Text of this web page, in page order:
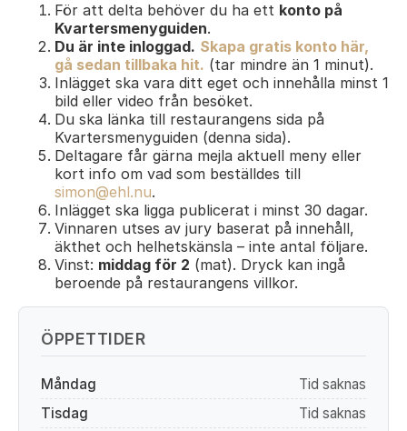
För att delta behöver du ha ett konto på
Kvartersmenyguiden.
Du är inte inloggad. Skapa gratis konto här,
gå sedan tillbaka hit. (tar mindre än 1 minut).
Inlägget ska vara ditt eget och innehålla minst 1
bild eller video från besöket.
Du ska länka till restaurangens sida på
Kvartersmenyguiden (denna sida).
Deltagare får gärna mejla aktuell meny eller
kort info om vad som beställdes till
simon@ehl.nu.
Inlägget ska ligga publicerat i minst 30 dagar.
Vinnaren utses av jury baserat på innehåll,
äkthet och helhetskänsla – inte antal följare.
Vinst: middag för 2 (mat). Dryck kan ingå
beroende på restaurangens villkor.
ÖPPETTIDER
Måndag
Tid saknas
Tisdag
Tid saknas